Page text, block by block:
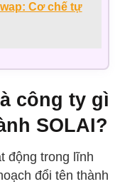
Cơ chế tự
công ty gì
SOLAI?
động trong lĩnh
đổi tên thành